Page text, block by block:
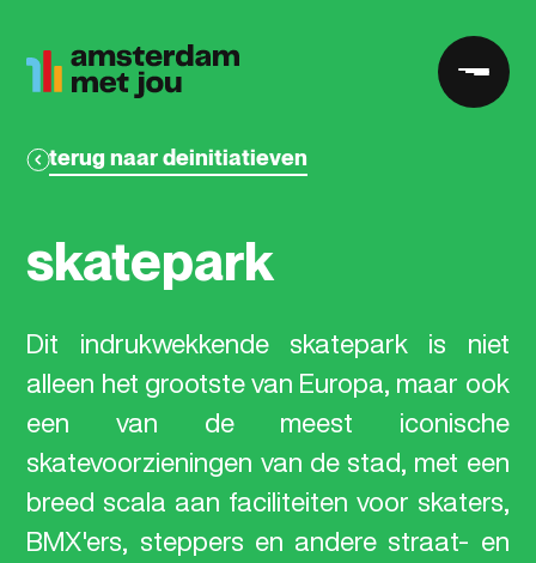
terug naar deinitiatieven
terug naar deinitiatieven
skatepark
Dit indrukwekkende skatepark is
niet
alleen het grootste van Europa, maar ook
een
van de meest
iconische
skatevoorzieningen van de stad, met een
breed scala aan faciliteiten voor skaters,
BMX'ers, steppers en andere straat- en